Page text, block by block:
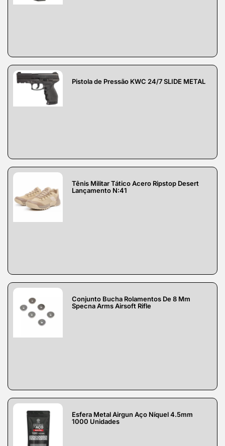
Pistola de Pressão KWC 24/7 SLIDE METAL
Tênis Militar Tático Acero Ripstop Desert
Lançamento N:41
Conjunto Bucha Rolamentos De 8 Mm
Specna Arms Airsoft Rifle
Esfera Metal Airgun Aço Níquel 4.5mm
1000 Unidades